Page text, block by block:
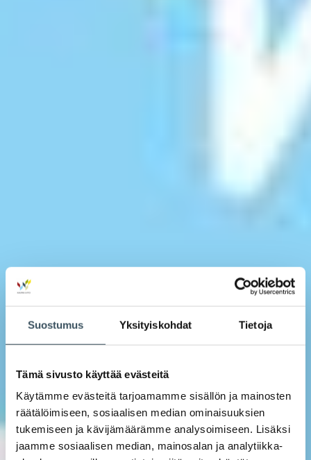
Suostumus Yksityiskohdat Tietoja
Tämä sivusto käyttää evästeitä
Käytämme evästeitä tarjoamamme sisällön ja mainosten
räätälöimiseen, sosiaalisen median ominaisuuksien
tukemiseen ja kävijämäärämme analysoimiseen. Lisäksi
jaamme sosiaalisen median, mainosalan ja analytiikka-